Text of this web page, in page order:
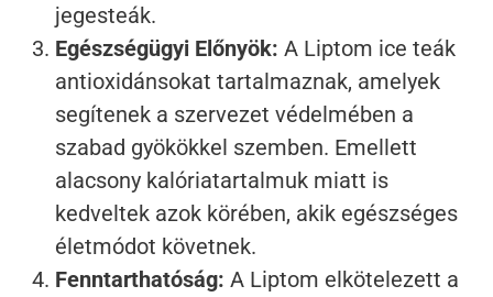
jegesteák.
Egészségügyi Előnyök: A Liptom ice teák
antioxidánsokat tartalmaznak, amelyek
segítenek a szervezet védelmében a
szabad gyökökkel szemben. Emellett
alacsony kalóriatartalmuk miatt is
kedveltek azok körében, akik egészséges
életmódot követnek.
Fenntarthatóság: A Liptom elkötelezett a